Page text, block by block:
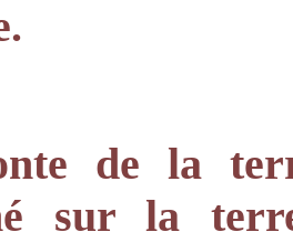
de la
né sur la